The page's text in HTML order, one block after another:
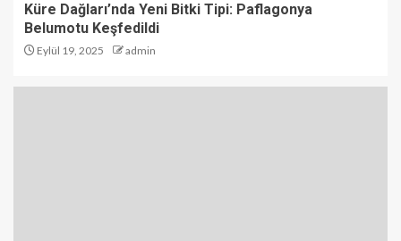
Küre Dağları’nda Yeni Bitki Tipi: Paflagonya
Belumotu Keşfedildi
Eylül 19, 2025 admin